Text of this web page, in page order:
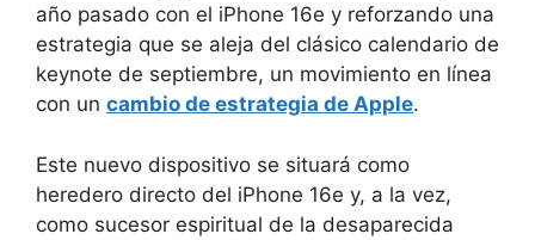
año pasado con el iPhone 16e y reforzando una
estrategia que se aleja del clásico calendario de
keynote de septiembre, un movimiento en línea
con un cambio de estrategia de Apple.
Este nuevo dispositivo se situará como
heredero directo del iPhone 16e y, a la vez,
como sucesor espiritual de la desaparecida